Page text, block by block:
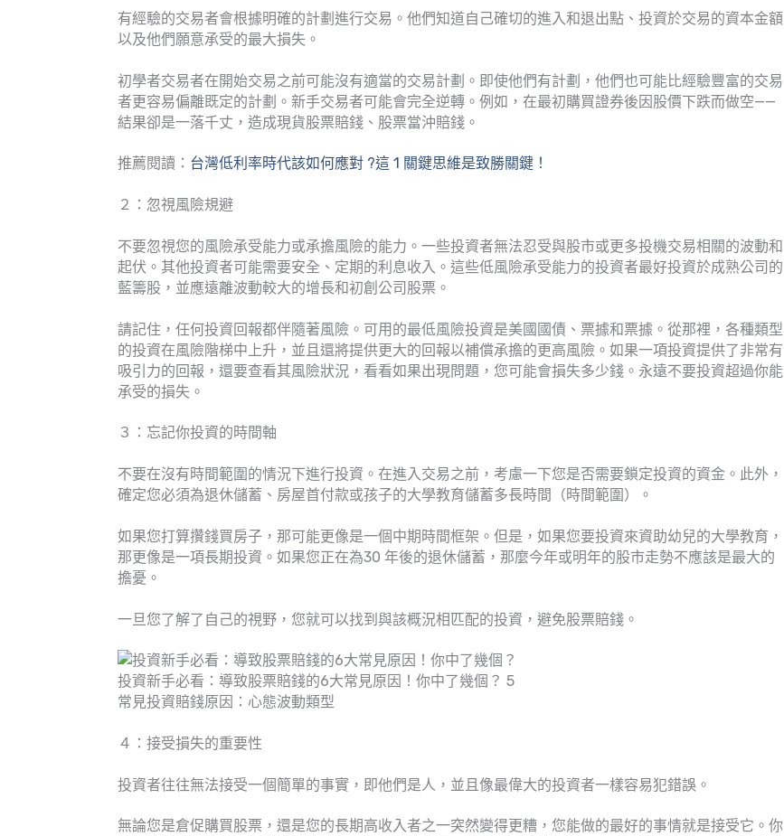
有經驗的交易者會根據明確的計劃進行交易。他們知道自己確切的進入和退出點、投資於交易的資本金額
以及他們願意承受的最大損失。
初學者交易者在開始交易之前可能沒有適當的交易計劃。即使他們有計劃，他們也可能比經驗豐富的交易
者更容易偏離既定的計劃。新手交易者可能會完全逆轉。例如，在最初購買證券後因股價下跌而做空——
結果卻是一落千丈，造成現貨股票賠錢、股票當沖賠錢。
推薦閱讀： 台灣低利率時代該如何應對 ?這 1 關鍵思維是致勝關鍵！
２：忽視風險規避
不要忽視您的風險承受能力或承擔風險的能力。一些投資者無法忍受與股市或更多投機交易相關的波動和
起伏。其他投資者可能需要安全、定期的利息收入。這些低風險承受能力的投資者最好投資於成熟公司的
藍籌股，並應遠離波動較大的增長和初創公司股票。
請記住，任何投資回報都伴隨著風險。可用的最低風險投資是美國國債、票據和票據。從那裡，各種類型
的投資在風險階梯中上升，並且還將提供更大的回報以補償承擔的更高風險。如果一項投資提供了非常有
吸引力的回報，還要查看其風險狀況，看看如果出現問題，您可能會損失多少錢。永遠不要投資超過你能
承受的損失。
３：忘記你投資的時間軸
不要在沒有時間範圍的情況下進行投資。在進入交易之前，考慮一下您是否需要鎖定投資的資金。此外，
確定您必須為退休儲蓄、房屋首付款或孩子的大學教育儲蓄多長時間（時間範圍）。
如果您打算攢錢買房子，那可能更像是一個中期時間框架。但是，如果您要投資來資助幼兒的大學教育，
那更像是一項長期投資。如果您正在為30 年後的退休儲蓄，那麼今年或明年的股市走勢不應該是最大的
擔憂。
一旦您了解了自己的視野，您就可以找到與該概況相匹配的投資，避免股票賠錢。
投資新手必看：導致股票賠錢的6大常見原因！你中了幾個？ 5
常見投資賠錢原因：心態波動類型
４：接受損失的重要性
投資者往往無法接受一個簡單的事實，即他們是人，並且像最偉大的投資者一樣容易犯錯誤。
無論您是倉促購買股票，還是您的長期高收入者之一突然變得更糟，您能做的最好的事情就是接受它。你